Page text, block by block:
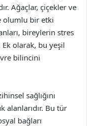
Ağaçlar, çiçekler ve
olumlu bir etki
bireylerin stres
olarak, bu yeşil
bilincini
sağlığını
alanlarıdır. Bu tür
bağları